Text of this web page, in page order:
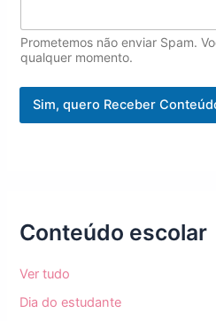
m
a
l
o
Prometemos não enviar Spam.
qualquer momento.
Sim, quero Receber
Conteúdo escolar
Ver tudo
Dia do estudante